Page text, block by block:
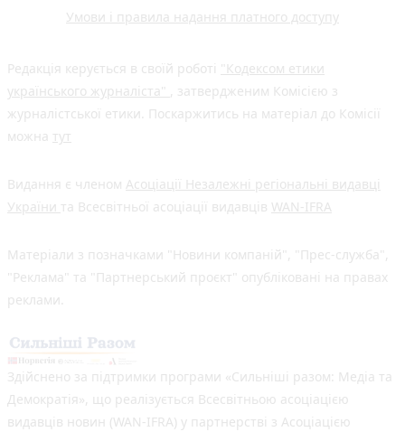
Умови і правила надання платного доступу
Редакція керується в своїй роботі "Кодексом етики
українського журналіста"
, затвердженим Комісією з
журналістської етики. Поскаржитись на матеріал до Комісії
можна тут
Видання є членом Асоціації Незалежні регіональні видавці
України та Всесвітньої асоціації видавців WAN-IFRA
Матеріали з позначками "Новини компаній", "Прес-служба",
"Реклама" та "Партнерський проєкт" опубліковані на правах
реклами.
Здійснено за підтримки програми «Сильніші разом: Медіа та
Демократія», що реалізується Всесвітньою асоціацією
видавців новин (WAN-IFRA) у партнерстві з Асоціацією